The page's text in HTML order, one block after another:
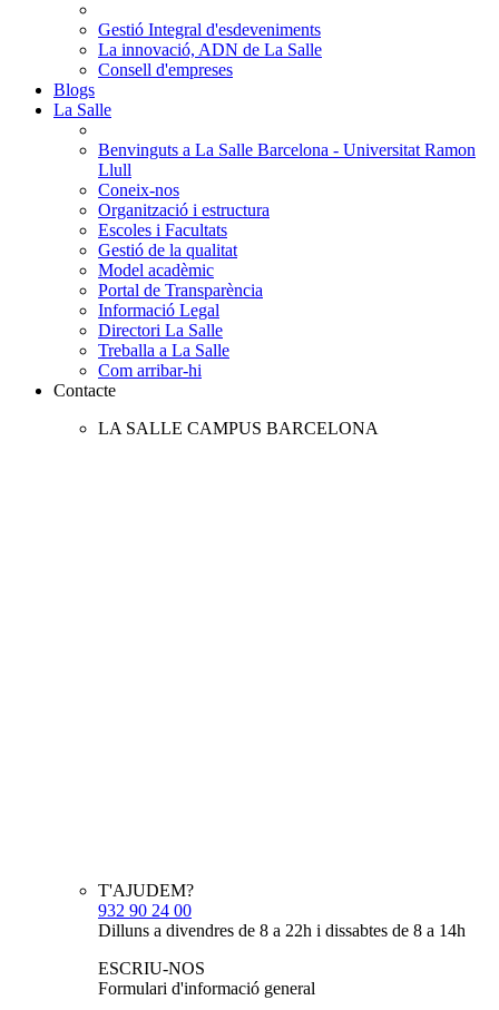
Gestió Integral d'esdeveniments
La innovació, ADN de La Salle
Consell d'empreses
Blogs
La Salle
Benvinguts a La Salle Barcelona - Universitat Ramon
Llull
Coneix-nos
Organització i estructura
Escoles i Facultats
Gestió de la qualitat
Model acadèmic
Portal de Transparència
Informació Legal
Directori La Salle
Treballa a La Salle
Com arribar-hi
Contacte
LA SALLE CAMPUS BARCELONA
T'AJUDEM?
932 90 24 00
Dilluns a divendres de 8 a 22h i dissabtes de 8 a 14h
ESCRIU-NOS
Formulari d'informació general